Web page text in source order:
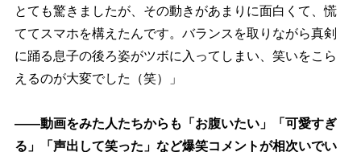
とても驚きましたが、その動きがあまりに面白くて、慌
ててスマホを構えたんです。バランスを取りながら真剣
に踊る息子の後ろ姿がツボに入ってしまい、笑いをこら
えるのが大変でした（笑）」
――動画をみた人たちからも「お腹いたい」「可愛すぎ
る」「声出して笑った」など爆笑コメントが相次いでい